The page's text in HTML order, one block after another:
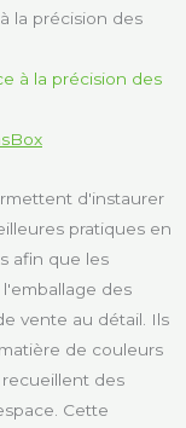
la précision des
d'instaurer
pratiques en
afin que les
des
vente au détail. Ils
de couleurs
des
Cette